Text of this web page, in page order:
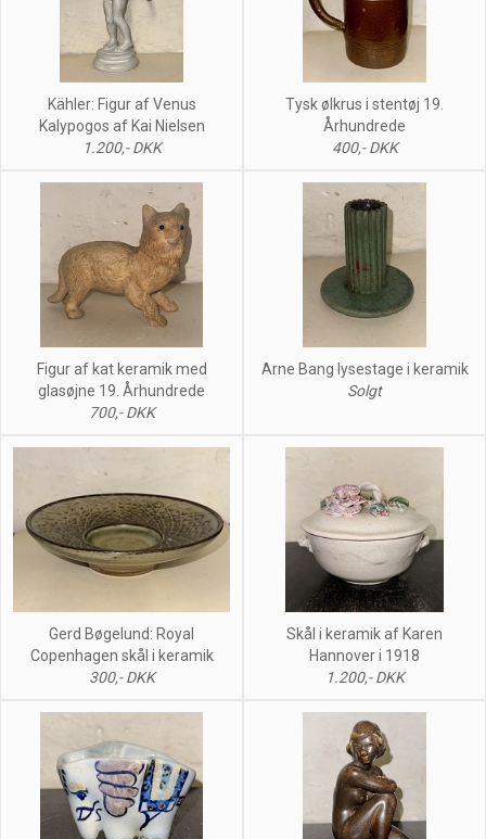
Kähler: Figur af Venus
Kalypogos af Kai Nielsen
1.200,- DKK
Tysk ølkrus i stentøj 19.
Århundrede
400,- DKK
Figur af kat keramik med
glasøjne 19. Århundrede
700,- DKK
Arne Bang lysestage i keramik
Solgt
Gerd Bøgelund: Royal
Copenhagen skål i keramik
300,- DKK
Skål i keramik af Karen
Hannover i 1918
1.200,- DKK